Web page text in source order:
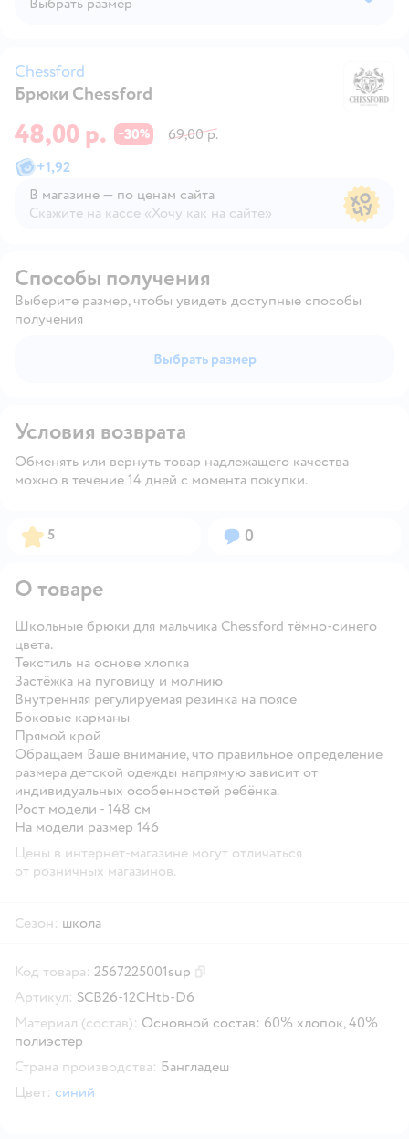
Chessford
Брюки Chessford
48,00 р. −30%
69,00 р.
+1,92
В магазине — по ценам сайта
Скажите на кассе «Хочу как на сайте»
Способы получения
Выберите размер, чтобы увидеть доступные способы
получения
Выбрать размер
Условия возврата
Обменять или вернуть товар надлежащего качества
можно в течение 14 дней с момента покупки.
Рейтинг:
5 Вопросов:
0
О товаре
Школьные брюки для мальчика Chessford тёмно-синего
цвета.
Текстиль на основе хлопка
Застёжка на пуговицу и молнию
Внутренняя регулируемая резинка на поясе
Боковые карманы
Прямой крой
Обращаем Ваше внимание, что правильное определение
размера детской одежды напрямую зависит от
индивидуальных особенностей ребёнка.
Рост модели - 148 см
На модели размер 146
Цены в интернет-магазине могут отличаться
от розничных магазинов.
Сезон: школа
Код товара: 2567225001sup
Артикул: SCB26-12CHtb-D6
Материал (состав): Основной состав: 60% хлопок, 40%
полиэстер
Страна производства: Бангладеш
Цвет: синий